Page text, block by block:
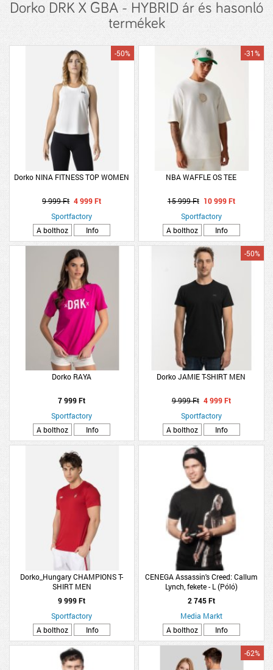
Dorko DRK X GBA - HYBRID ár és hasonló
termékek
Dorko NINA FITNESS TOP WOMEN
-50%
9 999 Ft 4 999 Ft
Sportfactory
A bolthoz
Info
NBA WAFFLE OS TEE
-31%
15 999 Ft 10 999 Ft
Sportfactory
A bolthoz
Info
Dorko RAYA
7 999 Ft
Sportfactory
A bolthoz
Info
Dorko JAMIE T-SHIRT MEN
-50%
9 999 Ft 4 999 Ft
Sportfactory
A bolthoz
Info
Dorko_Hungary CHAMPIONS T-
SHIRT MEN
9 999 Ft
Sportfactory
A bolthoz
Info
CENEGA Assassin's Creed: Callum
Lynch, fekete - L (Póló)
2 745 Ft
Media Markt
A bolthoz
Info
-62%